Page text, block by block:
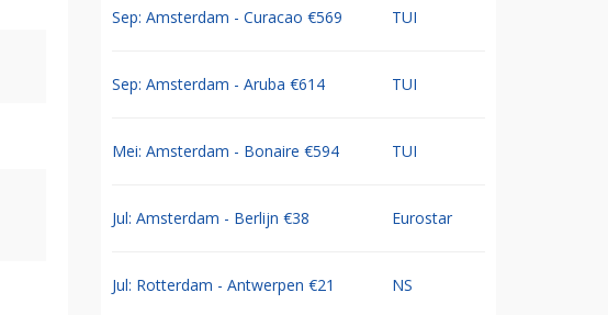
Sep: Amsterdam - Curacao €569 TUI
Sep: Amsterdam - Aruba €614 TUI
Mei: Amsterdam - Bonaire €594 TUI
Jul: Amsterdam - Berlijn €38 Eurostar
Jul: Rotterdam - Antwerpen €21 NS